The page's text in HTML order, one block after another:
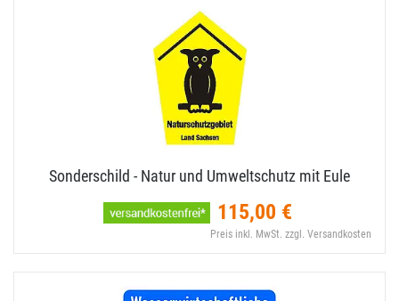
Sonderschild - Natur und Umweltschutz mit Eule
115,00 €
Preis inkl. MwSt. zzgl. Versandkosten